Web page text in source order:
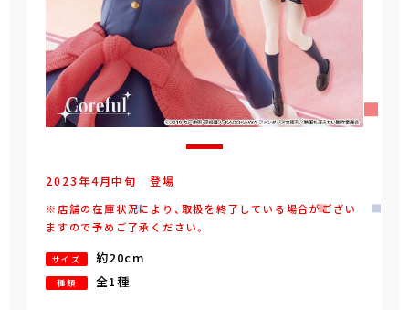
2023年4月中旬 登場
※店舗の在庫状況により、取扱を終了している場合がござい
ますので予めご了承ください。
サイズ 約20cm
種類 全1種